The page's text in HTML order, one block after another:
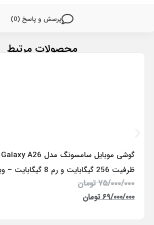
پرسش و پاسخ (0)
محصولات مرتبط
ظرفیت 256 گیگابایت و رم 8 گیگابایت – ویتنام
۷۵/۰۰۰/۰۰۰ تومان
۶۹/۰۰۰/۰۰۰ تومان